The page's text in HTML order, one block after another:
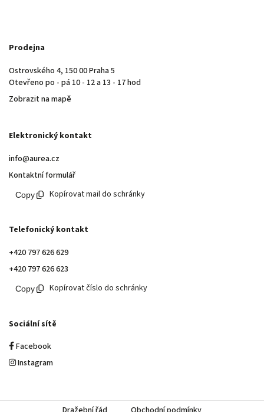
Prodejna
Ostrovského 4, 150 00 Praha 5
Otevřeno po - pá 10 - 12 a 13 - 17 hod
Zobrazit na mapě
Elektronický kontakt
info@aurea.cz
Kontaktní formulář
Kopírovat mail do schránky
Telefonický kontakt
+420 797 626 629
+420 797 626 623
Kopírovat číslo do schránky
Sociální sítě
Facebook
Instagram